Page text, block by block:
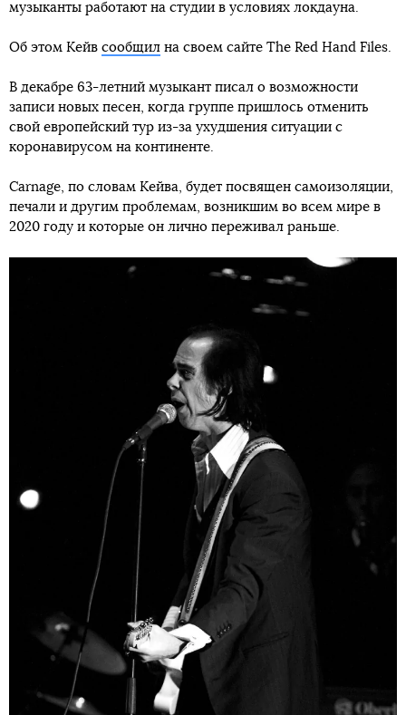
музыканты работают на студии в условиях локдауна.
Об этом Кейв сообщил на своем сайте The Red Hand Files.
В декабре 63-летний музыкант писал о возможности
записи новых песен, когда группе пришлось отменить
свой европейский тур из-за ухудшения ситуации с
коронавирусом на континенте.
Carnage, по словам Кейва, будет посвящен самоизоляции,
печали и другим проблемам, возникшим во всем мире в
2020 году и которые он лично переживал раньше.